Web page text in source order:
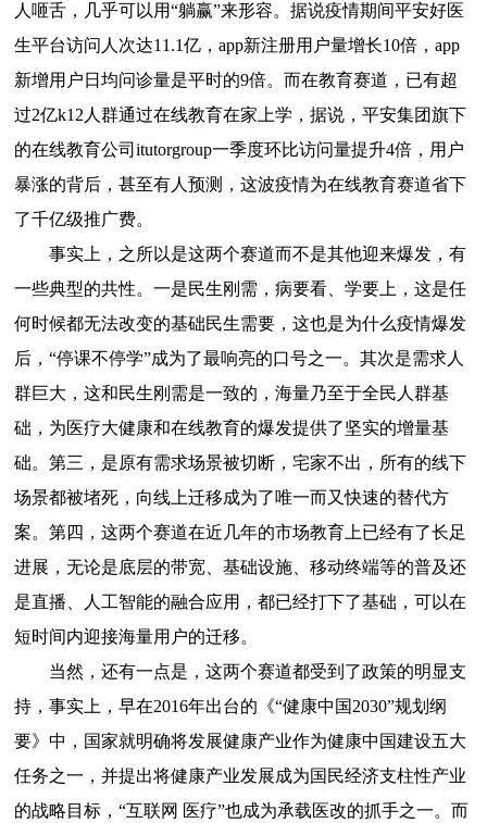
人咂舌，几乎可以用“躺赢”来形容。据说疫情期间平安好医
生平台访问人次达11.1亿，app新注册用户量增长10倍，app
新增用户日均问诊量是平时的9倍。而在教育赛道，已有超
过2亿k12人群通过在线教育在家上学，据说，平安集团旗下
的在线教育公司itutorgroup一季度环比访问量提升4倍，用户
暴涨的背后，甚至有人预测，这波疫情为在线教育赛道省下
了千亿级推广费。
事实上，之所以是这两个赛道而不是其他迎来爆发，有
一些典型的共性。一是民生刚需，病要看、学要上，这是任
何时候都无法改变的基础民生需要，这也是为什么疫情爆发
后，“停课不停学”成为了最响亮的口号之一。其次是需求人
群巨大，这和民生刚需是一致的，海量乃至于全民人群基
础，为医疗大健康和在线教育的爆发提供了坚实的增量基
础。第三，是原有需求场景被切断，宅家不出，所有的线下
场景都被堵死，向线上迁移成为了唯一而又快速的替代方
案。第四，这两个赛道在近几年的市场教育上已经有了长足
进展，无论是底层的带宽、基础设施、移动终端等的普及还
是直播、人工智能的融合应用，都已经打下了基础，可以在
短时间内迎接海量用户的迁移。
当然，还有一点是，这两个赛道都受到了政策的明显支
持，事实上，早在2016年出台的《“健康中国2030”规划纲
要》中，国家就明确将发展健康产业作为健康中国建设五大
任务之一，并提出将健康产业发展成为国民经济支柱性产业
的战略目标，“互联网 医疗”也成为承载医改的抓手之一。而